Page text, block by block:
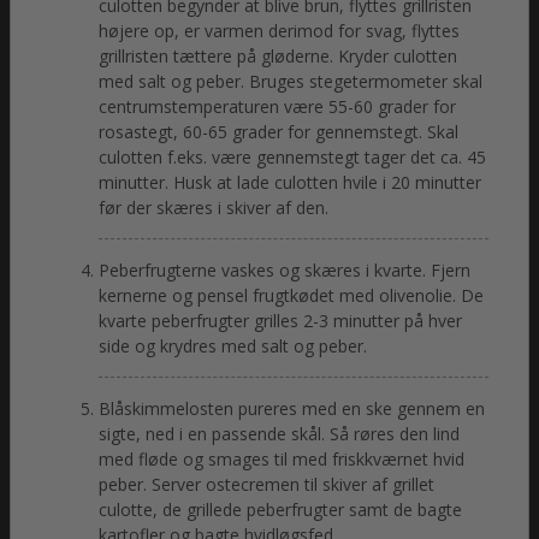
culotten begynder at blive brun, flyttes grillristen
højere op, er varmen derimod for svag, flyttes
grillristen tættere på gløderne. Kryder culotten
med salt og peber. Bruges stegetermometer skal
centrumstemperaturen være 55-60 grader for
rosastegt, 60-65 grader for gennemstegt. Skal
culotten f.eks. være gennemstegt tager det ca. 45
minutter. Husk at lade culotten hvile i 20 minutter
før der skæres i skiver af den.
Peberfrugterne vaskes og skæres i kvarte. Fjern
kernerne og pensel frugtkødet med olivenolie. De
kvarte peberfrugter grilles 2-3 minutter på hver
side og krydres med salt og peber.
Blåskimmelosten pureres med en ske gennem en
sigte, ned i en passende skål. Så røres den lind
med fløde og smages til med friskkværnet hvid
peber. Server ostecremen til skiver af grillet
culotte, de grillede peberfrugter samt de bagte